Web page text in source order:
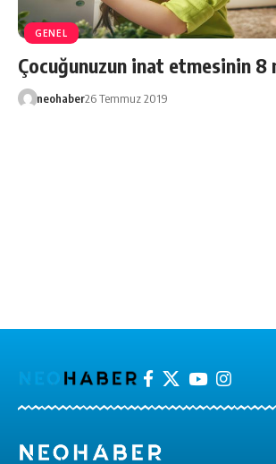
GENEL
Çocuğunuzun inat etmesinin 8
neohaber26 Temmuz 2019